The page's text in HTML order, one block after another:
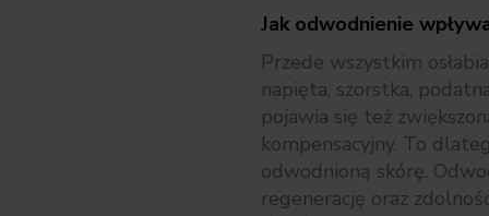
Jak odwodnienie
Przede wszystkim
napięta, szorstka,
pojawia się też
kompensacyjny. To
odwodnioną skórę.
regenerację oraz